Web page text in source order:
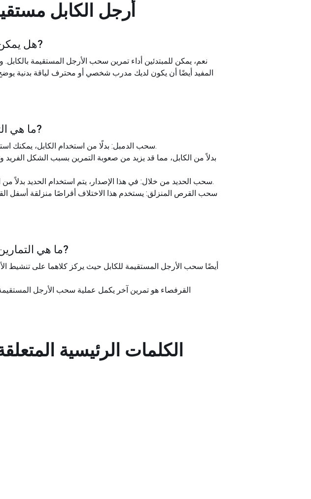
أرجل الكابل
هل يمكن?
نعم، يمكن للمبتدئين أداء تمرين سحب الأرجل المستقيمة
المفيد أيضًا أن يكون لديك مدرب شخصي أو محترف لياقة بدنية
ما هي?
سحب الدمبل: بدلًا من استخدام الكابل، يمكنك استخدام الدمبل الذي يتم وضعه بين ساقيك، مما يضيف تحديًا للتوازن إلى التمرين.
سحب الحديد من خلال: في هذا الإصدار، يتم استخدام الحديد بدلاً من الكابل. يمكن أن يكون هذا الاختلاف أكثر صعوبة بسبب زيادة وزن وحجم الحديد.
سحب القرص المنزلق: يستخدم هذا الاختلاف أقراصًا منزلقة أسفل
ما هي?
القرفصاء هو تمرين آخر يكمل عملية سحب الأرجل
الكلمات الرئيسية